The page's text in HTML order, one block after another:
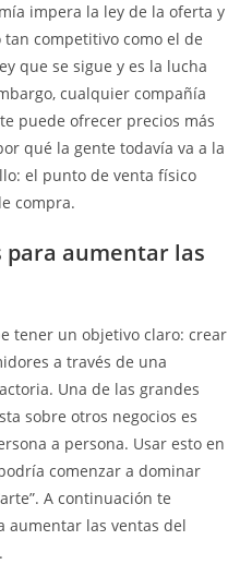
impera la ley de la oferta y
competitivo como el de
que se sigue y es la lucha
cualquier compañía
puede ofrecer precios más
qué la gente todavía va a la
el punto de venta físico
compra.
para aumentar las
tener un objetivo claro: crear
a través de una
Una de las grandes
sobre otros negocios es
a persona. Usar esto en
comenzar a dominar
A continuación te
aumentar las ventas del